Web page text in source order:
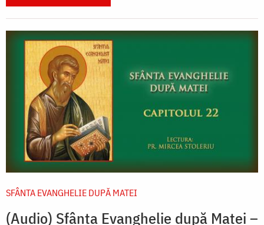
SFÂNTA EVANGHELIE DUPĂ MATEI
(Audio) Sfânta Evanghelie după Matei –